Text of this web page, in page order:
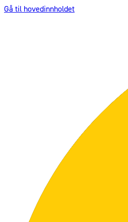
Gå til hovedinnholdet